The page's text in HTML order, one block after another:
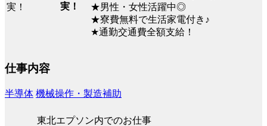
実！
★男性・女性活躍中◎
★寮費無料で生活家電付き♪
★通勤交通費全額支給！
仕事内容
半導体 機械操作・製造補助
東北エプソン内でのお仕事